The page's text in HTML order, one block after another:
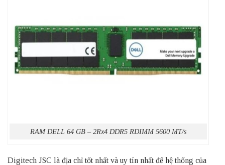
RAM DELL 64 GB – 2Rx4 DDR5 RDIMM 5600 MT/s
Digitech JSC là địa chỉ tốt nhất và uy tín nhất để hệ thống của